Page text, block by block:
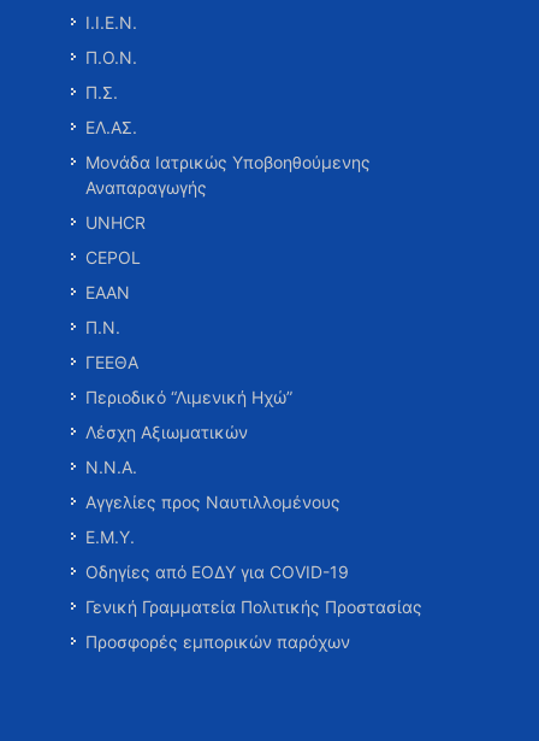
Ι.Ι.Ε.Ν.
Π.Ο.Ν.
Π.Σ.
ΕΛ.ΑΣ.
Μονάδα Ιατρικώς Υποβοηθούμενης
Αναπαραγωγής
UNHCR
CEPOL
ΕΑΑΝ
Π.Ν.
ΓΕΕΘΑ
Περιοδικό “Λιμενική Ηχώ”
Λέσχη Αξιωματικών
Ν.Ν.Α.
Αγγελίες προς Ναυτιλλομένους
Ε.Μ.Υ.
Οδηγίες από ΕΟΔΥ για COVID-19
Γενική Γραμματεία Πολιτικής Προστασίας
Προσφορές εμπορικών παρόχων